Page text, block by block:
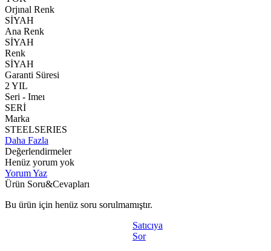
Orjınal Renk
SİYAH
Ana Renk
SİYAH
Renk
SİYAH
Garanti Süresi
2 YIL
Seri - Imeı
SERİ
Marka
STEELSERIES
Daha Fazla
Değerlendirmeler
Henüz yorum yok
Yorum Yaz
Ürün Soru&Cevapları
Bu ürün için henüz soru sorulmamıştır.
Satıcıya
Sor